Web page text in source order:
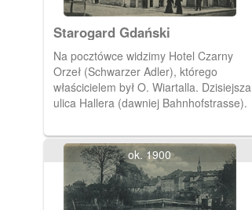
Starogard Gdański
Na pocztówce widzimy Hotel Czarny
Orzeł (Schwarzer Adler), którego
właścicielem był O. Wiartalla. Dzisiejsza
ulica Hallera (dawniej Bahnhofstrasse).
ok. 1900